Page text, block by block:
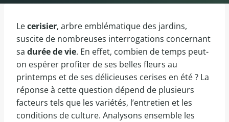
Lecerisier, arbre emblématique des jardins,
suscite de nombreuses interrogations concernant
sa durée de vie. En effet, combien de temps peut-
on espérer profiter de ses belles fleurs au
printemps et de ses délicieuses cerises en été ? La
réponse à cette question dépend de plusieurs
facteurs tels que les variétés, l’entretien et les
conditions de culture. Analysons ensemble les